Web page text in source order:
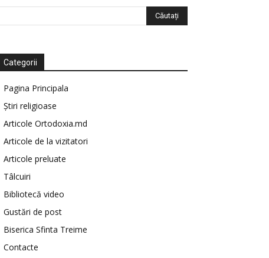
Categorii
Pagina Principala
Știri religioase
Articole Ortodoxia.md
Articole de la vizitatori
Articole preluate
Tâlcuiri
Bibliotecă video
Gustări de post
Biserica Sfinta Treime
Contacte